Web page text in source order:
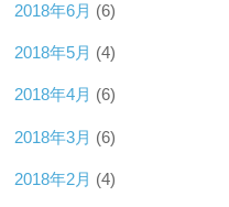
2018年6月 (6)
2018年5月 (4)
2018年4月 (6)
2018年3月 (6)
2018年2月 (4)